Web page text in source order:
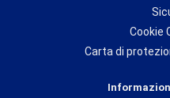
Cookie
Carta di